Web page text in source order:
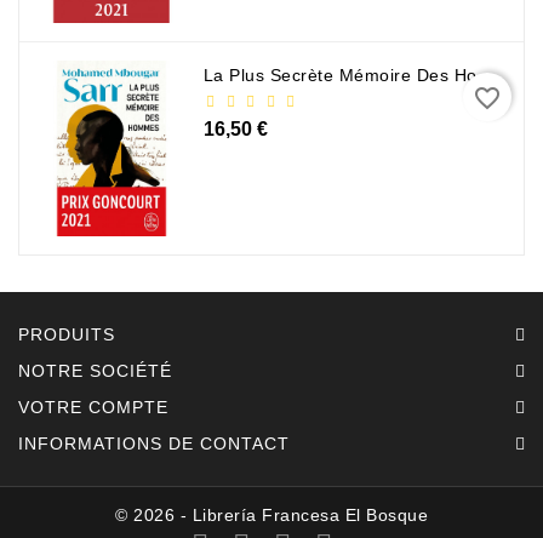
La Plus Secrète Mémoire Des Hommes - Mohamed Mbougar Sarr
16,50 €
favorite_border
PRODUITS
NOTRE SOCIÉTÉ
VOTRE COMPTE
INFORMATIONS DE CONTACT
© 2026 - Librería Francesa El Bosque